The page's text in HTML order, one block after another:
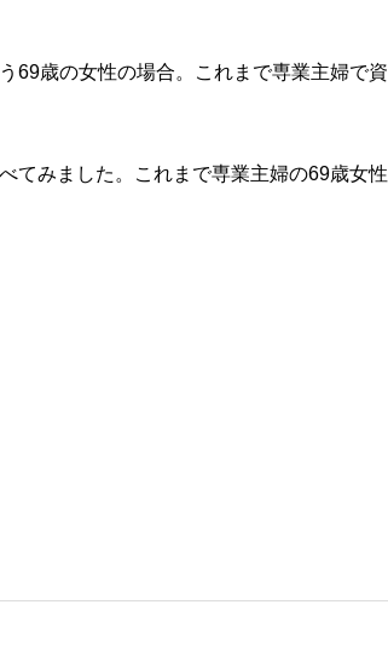
69歳の女性の場合。これまで専業主婦で資
てみました。これまで専業主婦の69歳女性